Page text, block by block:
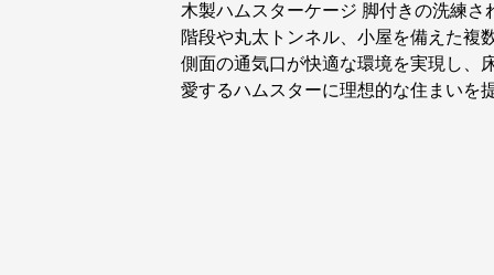
木製ハムスターケージ 脚付きの洗練さ
階段や丸太トンネル、小屋を備えた複
側面の通気口が快適な環境を実現し、
愛するハムスターに理想的な住まいを